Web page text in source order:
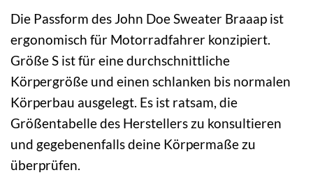
Die Passform des John Doe Sweater Braaap ist
ergonomisch für Motorradfahrer konzipiert.
Größe S ist für eine durchschnittliche
Körpergröße und einen schlanken bis normalen
Körperbau ausgelegt. Es ist ratsam, die
Größentabelle des Herstellers zu konsultieren
und gegebenenfalls deine Körpermaße zu
überprüfen.